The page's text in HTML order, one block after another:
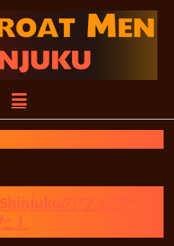
DEEPTHROAT
MEN
SHINJUKU
MEN SHINJUKUは臨時休業中のGHB
メ
ニ
ュ
ー
のウェブサ
！